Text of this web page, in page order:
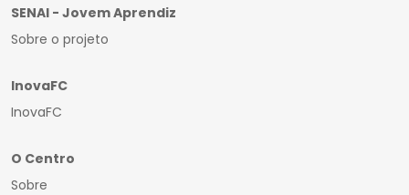
SENAI - Jovem Aprendiz
Sobre o projeto
InovaFC
InovaFC
O Centro
Sobre